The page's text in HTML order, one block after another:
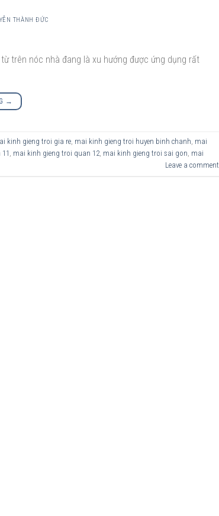
THÀNH ĐỨC
trên nóc nhà đang là xu hướng được ứng dụng rất
→
kinh gieng troi gia re, mai kinh gieng troi huyen binh chanh, mai
, mai kinh gieng troi quan 12, mai kinh gieng troi sai gon, mai
Leave a comment